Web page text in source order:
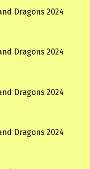
Dragons 2024
Dragons 2024
Dragons 2024
Dragons 2024